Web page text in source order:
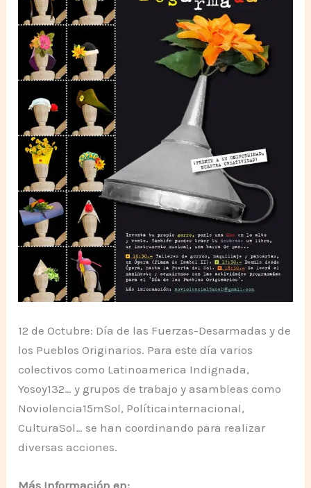
12 de Octubre: Día de las Fuerzas-Desarmadas y de
los Pueblos Originarios. Para este día varios
colectivos como Latinoamerica Indignada,
Yosoy132… y grupos de trabajo y asambleas como
Noviolencia15mSol, Políticainternacional,
CulturaSol… se han coordinando para realizar
diversas acciones.